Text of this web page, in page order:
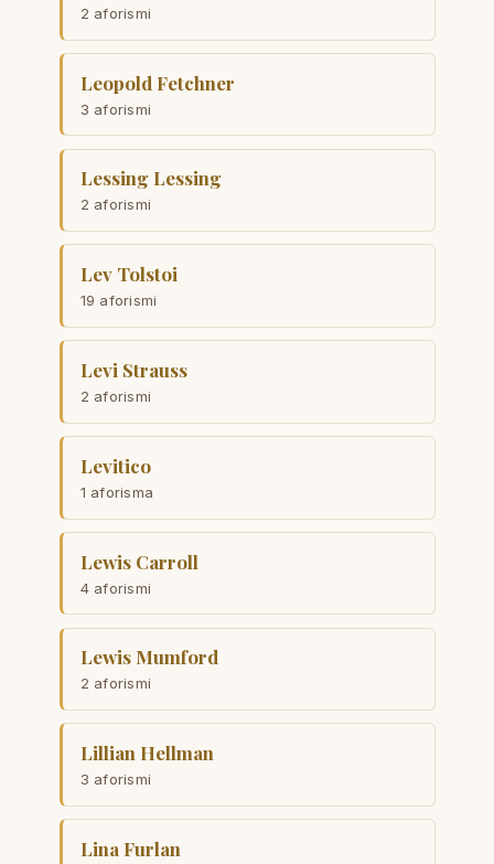
2 aforismi
Leopold Fetchner
3 aforismi
Lessing Lessing
2 aforismi
Lev Tolstoi
19 aforismi
Levi Strauss
2 aforismi
Levitico
1 aforisma
Lewis Carroll
4 aforismi
Lewis Mumford
2 aforismi
Lillian Hellman
3 aforismi
Lina Furlan